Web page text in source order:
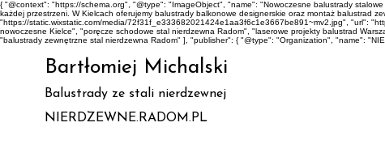
{ "@context": "https://schema.org", "@type": "ImageObject", "name": "Nowoczesne balustrady
każdej przestrzeni. W Kielcach oferujemy balustrady balkonowe designerskie oraz montaż balustrad
"https://static.wixstatic.com/media/72f31f_e333682021424e1aa3f6c1e3667be891~mv2.jpg", "url":
nowoczesne Kielce", "poręcze schodowe stal nierdzewna Radom", "laserowe projekty balustrad
"balustrady zewnętrzne stal nierdzewna Radom" ], "publisher": { "@type": "Organization", "name":
Bartłomiej Michalski
Balustrady ze stali nierdzewnej
NIERDZEWNE.RADOM.PL